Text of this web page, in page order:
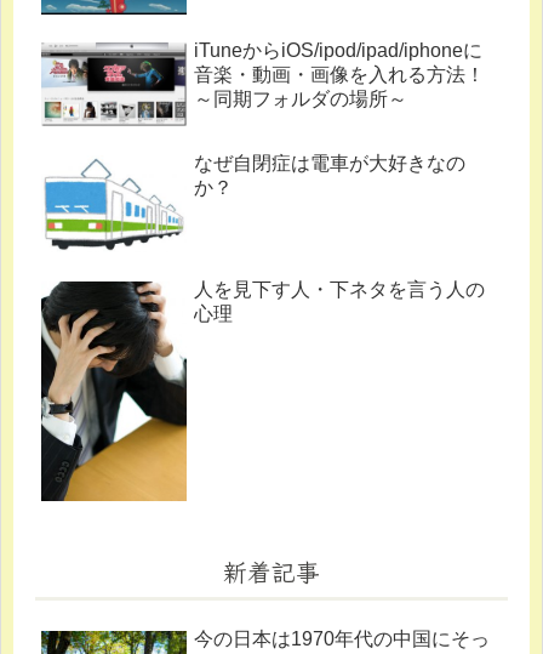
iTuneからiOS/ipod/ipad/iphoneに
音楽・動画・画像を入れる方法！
～同期フォルダの場所～
なぜ自閉症は電車が大好きなの
か？
人を見下す人・下ネタを言う人の
心理
新着記事
今の日本は1970年代の中国にそっ